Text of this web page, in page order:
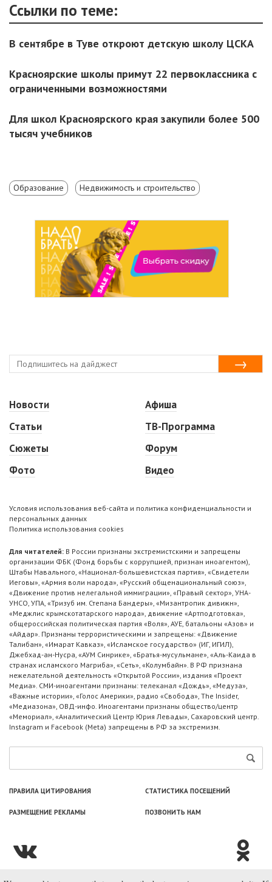
Ссылки по теме:
В сентябре в Туве откроют детскую школу ЦСКА
Красноярские школы примут 22 первоклассника с
ограниченными возможностями
Для школ Красноярского края закупили более 500
тысяч учебников
Образование Недвижимость и строительство
Новости
Статьи
Сюжеты
Фото
Афиша
ТВ-Программа
Форум
Видео
Условия использования веб-сайта и политика конфиденциальности и
персональных данных
Политика использования cookies
Для читателей: В России признаны экстремистскими и запрещены
организации ФБК (Фонд борьбы с коррупцией, признан иноагентом),
Штабы Навального, «Национал-большевистская партия», «Свидетели
Иеговы», «Армия воли народа», «Русский общенациональный союз»,
«Движение против нелегальной иммиграции», «Правый сектор», УНА-
УНСО, УПА, «Тризуб им. Степана Бандеры», «Мизантропик дивижн»,
«Меджлис крымскотатарского народа», движение «Артподготовка»,
общероссийская политическая партия «Воля», АУЕ, батальоны «Азов» и
«Айдар». Признаны террористическими и запрещены: «Движение
Талибан», «Имарат Кавказ», «Исламское государство» (ИГ, ИГИЛ),
Джебхад-ан-Нусра, «АУМ Синрике», «Братья-мусульмане», «Аль-Каида в
странах исламского Магриба», «Сеть», «Колумбайн». В РФ признана
нежелательной деятельность «Открытой России», издания «Проект
Медиа». СМИ-иноагентами признаны: телеканал «Дождь», «Медуза»,
«Важные истории», «Голос Америки», радио «Свобода», The Insider,
«Медиазона», ОВД-инфо. Иноагентами признаны общество/центр
«Мемориал», «Аналитический Центр Юрия Левады», Сахаровский центр.
Instagram и Facebook (Metа) запрещены в РФ за экстремизм.
ПРАВИЛА ЦИТИРОВАНИЯ СТАТИСТИКА ПОСЕЩЕНИЙ
РАЗМЕЩЕНИЕ РЕКЛАМЫ ПОЗВОНИТЬ НАМ